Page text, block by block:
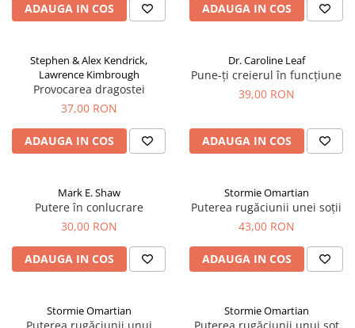
ADAUGA IN COS ADAUGA IN COS
Stephen & Alex Kendrick,
Lawrence Kimbrough
Provocarea dragostei
37,00 RON
ADAUGA IN COS
Dr. Caroline Leaf
Pune-ți creierul în funcțiune
39,00 RON
ADAUGA IN COS
Mark E. Shaw
Putere în conlucrare
30,00 RON
ADAUGA IN COS
Stormie Omartian
Puterea rugăciunii unei soții
43,00 RON
ADAUGA IN COS
Stormie Omartian Stormie Omartian